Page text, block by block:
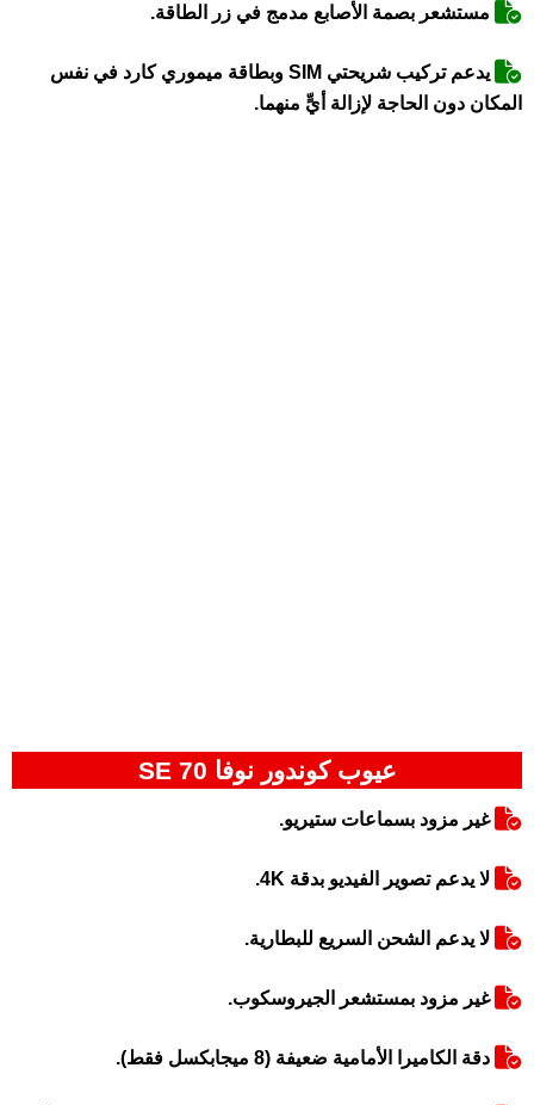
مستشعر بصمة الأصابع مدمج في زر الطاقة.
يدعم تركيب شريحتي SIM وبطاقة ميموري كارد في نفس
المكان دون الحاجة لإزالة أيٍّ منهما.
عيوب كوندور نوفا 70 SE
غير مزود بسماعات ستيريو.
لا يدعم تصوير الفيديو بدقة 4K.
لا يدعم الشحن السريع للبطارية.
غير مزود بمستشعر الجيروسكوب.
دقة الكاميرا الأمامية ضعيفة (8 ميجابكسل فقط).